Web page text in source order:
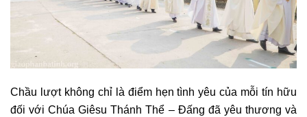
Chầu lượt không chỉ là điểm hẹn tình yêu của mỗi tín hữu
đối với Chúa Giêsu Thánh Thể – Đấng đã yêu thương và